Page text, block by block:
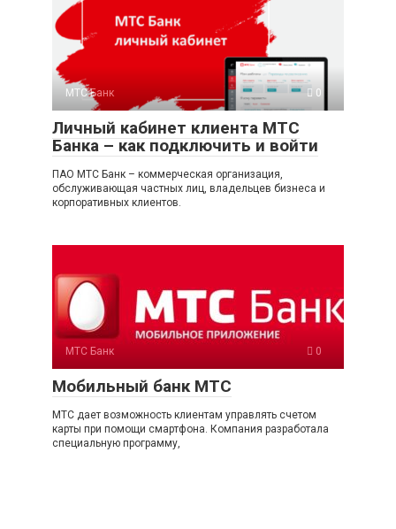
МТС Банк 0
Личный кабинет клиента МТС
Банка – как подключить и войти
ПАО МТС Банк – коммерческая организация,
обслуживающая частных лиц, владельцев бизнеса и
корпоративных клиентов.
МТС Банк 0
Мобильный банк МТС
МТС дает возможность клиентам управлять счетом
карты при помощи смартфона. Компания разработала
специальную программу,